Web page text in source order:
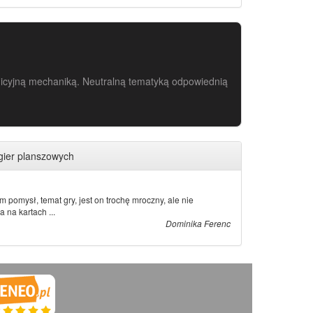
mechaniką. Neutralną tematyką odpowiednią
planszowych
pomysł, temat gry, jest on trochę mroczny, ale nie
na kartach ...
Dominika Ferenc